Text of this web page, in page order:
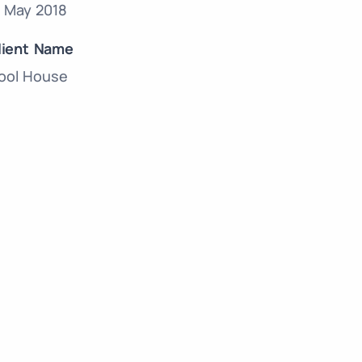
May 2018
Name
House